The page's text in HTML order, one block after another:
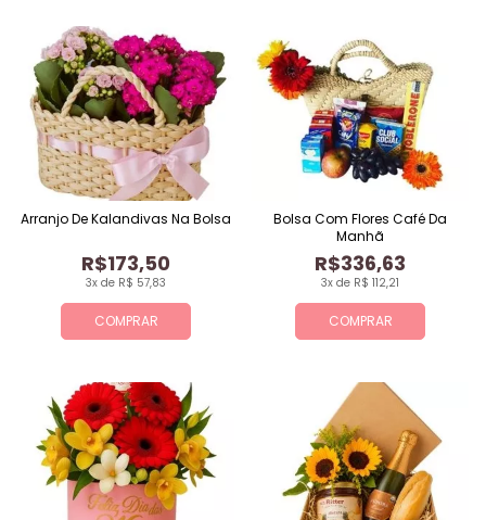
COMPRAR
3x de R$ 57,83
R$173,50
Arranjo De Kalandivas Na Bolsa
COMPRAR
3x de R$ 112,21
R$336,63
Bolsa Com Flores Café Da
Manhã